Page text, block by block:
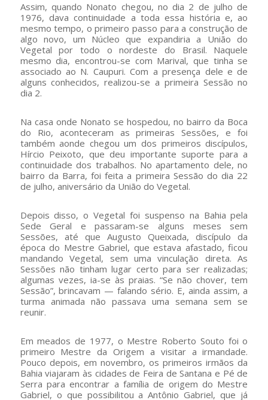
Assim, quando Nonato chegou, no dia 2 de julho de
1976, dava continuidade a toda essa história e, ao
mesmo tempo, o primeiro passo para a construção de
algo novo, um Núcleo que expandiria a União do
Vegetal por todo o nordeste do Brasil. Naquele
mesmo dia, encontrou-se com Marival, que tinha se
associado ao N. Caupuri. Com a presença dele e de
alguns conhecidos, realizou-se a primeira Sessão no
dia 2.
Na casa onde Nonato se hospedou, no bairro da Boca
do Rio, aconteceram as primeiras Sessões, e foi
também aonde chegou um dos primeiros discípulos,
Hírcio Peixoto, que deu importante suporte para a
continuidade dos trabalhos. No apartamento dele, no
bairro da Barra, foi feita a primeira Sessão do dia 22
de julho, aniversário da União do Vegetal.
Depois disso, o Vegetal foi suspenso na Bahia pela
Sede Geral e passaram-se alguns meses sem
Sessões, até que Augusto Queixada, discípulo da
época do Mestre Gabriel, que estava afastado, ficou
mandando Vegetal, sem uma vinculação direta. As
Sessões não tinham lugar certo para ser realizadas;
algumas vezes, ia-se às praias. “Se não chover, tem
Sessão”, brincavam — falando sério. E, ainda assim, a
turma animada não passava uma semana sem se
reunir.
Em meados de 1977, o Mestre Roberto Souto foi o
primeiro Mestre da Origem a visitar a irmandade.
Pouco depois, em novembro, os primeiros irmãos da
Bahia viajaram às cidades de Feira de Santana e Pé de
Serra para encontrar a família de origem do Mestre
Gabriel, o que possibilitou a Antônio Gabriel, que já